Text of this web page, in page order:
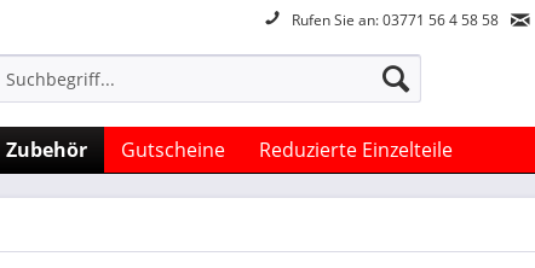
Rufen Sie an: 03771 56 4 58 58
Zubehör Gutscheine Reduzierte Einzelteile